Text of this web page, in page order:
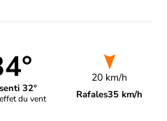
32°
du vent
20 km/h
Rafales35 km/h